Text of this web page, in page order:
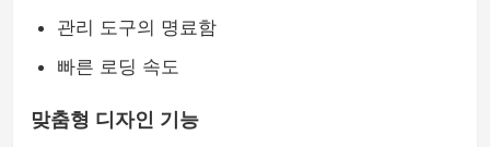
관리 도구의 명료함
빠른 로딩 속도
맞춤형 디자인 기능